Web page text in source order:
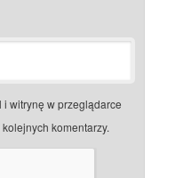
witrynę w przeglądarce
komentarzy.